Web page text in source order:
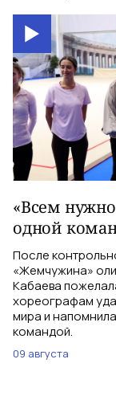
«Всем
одной
После
«Жемчужина»
Кабаева
хореографам
мира и
командой.
09 августа